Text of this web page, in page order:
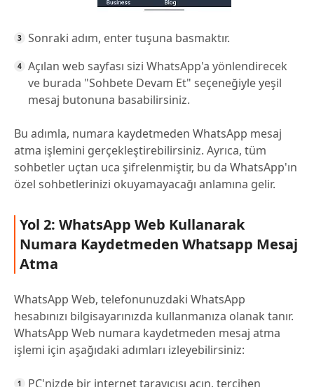
Sonraki adım, enter tuşuna basmaktır.
Açılan web sayfası sizi WhatsApp'a yönlendirecek
ve burada "Sohbete Devam Et" seçeneğiyle yeşil
mesaj butonuna basabilirsiniz.
Bu adımla, numara kaydetmeden WhatsApp mesaj
atma işlemini gerçekleştirebilirsiniz. Ayrıca, tüm
sohbetler uçtan uca şifrelenmiştir, bu da WhatsApp'ın
özel sohbetlerinizi okuyamayacağı anlamına gelir.
Yol 2: WhatsApp Web Kullanarak
Numara Kaydetmeden Whatsapp Mesaj
Atma
WhatsApp Web, telefonunuzdaki WhatsApp
hesabınızı bilgisayarınızda kullanmanıza olanak tanır.
WhatsApp Web numara kaydetmeden mesaj atma
işlemi için aşağıdaki adımları izleyebilirsiniz:
PC'nizde bir internet tarayıcısı açın, tercihen